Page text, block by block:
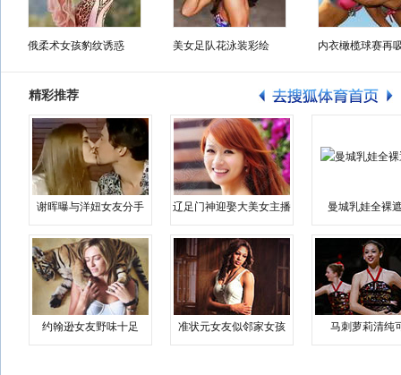
俄柔术女孩豹纹诱惑 美女足队花泳装彩绘 内衣橄榄球赛再
精彩推荐
谢晖曝与洋妞女友分手 辽足门神迎娶大美女主播 曼城乳娃全裸
约翰逊女友野味十足 准状元女友似邻家女孩 马刺萝莉清纯